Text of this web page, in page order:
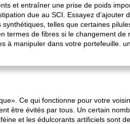
et entraîner une prise de poids
due au SCI. Essayez d’ajouter
telles que certaines
termes de fibres si le changement de
à manipuler dans votre portefeuille.
Ce qui fonctionne pour votre
être évités par tous. Un certain
et les édulcorants artificiels sont